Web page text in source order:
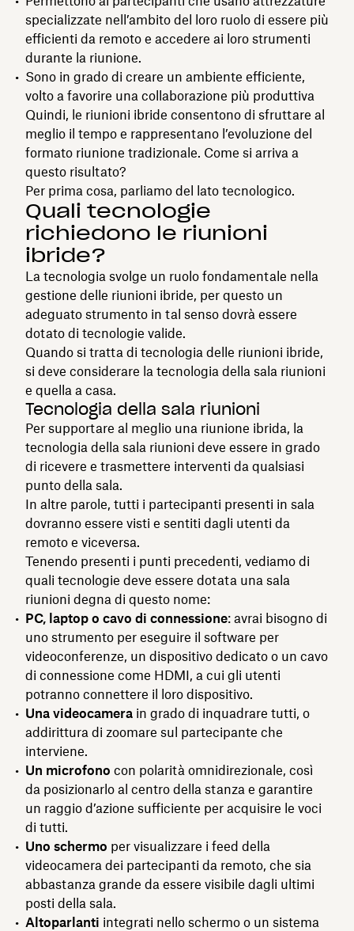
specializzate nell’ambito del loro ruolo di essere più
efficienti da remoto e accedere ai loro strumenti
durante la riunione.
Sono in grado di creare un ambiente efficiente,
volto a favorire una collaborazione più produttiva
Quindi, le riunioni ibride consentono di sfruttare al
meglio il tempo e rappresentano l’evoluzione del
formato riunione tradizionale. Come si arriva a
questo risultato?
Per prima cosa, parliamo del lato tecnologico.
Quali tecnologie
richiedono le riunioni
ibride?
La tecnologia svolge un ruolo fondamentale nella
gestione delle riunioni ibride, per questo un
adeguato strumento in tal senso dovrà essere
dotato di tecnologie valide.
Quando si tratta di tecnologia delle riunioni ibride,
si deve considerare la tecnologia della sala riunioni
e quella a casa.
Tecnologia della sala riunioni
Per supportare al meglio una riunione ibrida, la
tecnologia della sala riunioni deve essere in grado
di ricevere e trasmettere interventi da qualsiasi
punto della sala.
In altre parole, tutti i partecipanti presenti in sala
dovranno essere visti e sentiti dagli utenti da
remoto e viceversa.
Tenendo presenti i punti precedenti, vediamo di
quali tecnologie deve essere dotata una sala
riunioni degna di questo nome:
PC, laptop o cavo di connessione: avrai bisogno di
uno strumento per eseguire il software per
videoconferenze, un dispositivo dedicato o un cavo
di connessione come HDMI, a cui gli utenti
potranno connettere il loro dispositivo.
Una videocamera in grado di inquadrare tutti, o
addirittura di zoomare sul partecipante che
interviene.
Un microfono con polarità omnidirezionale, così
da posizionarlo al centro della stanza e garantire
un raggio d’azione sufficiente per acquisire le voci
di tutti.
Uno schermo per visualizzare i feed della
videocamera dei partecipanti da remoto, che sia
abbastanza grande da essere visibile dagli ultimi
posti della sala.
Altoparlanti integrati nello schermo o un sistema